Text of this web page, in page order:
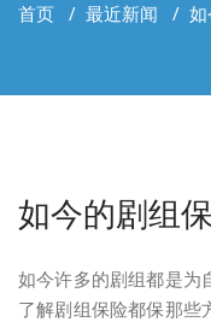
首页 / 最近新闻 /
如今的剧组
如今许多的剧组都是为
了解剧组保险都保那些